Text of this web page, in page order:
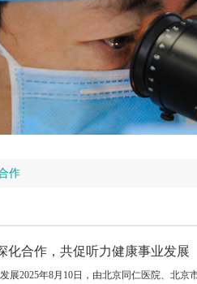
作
化合作，共促听力健康事业发展
2025年8月10日，由北京同仁医院、北京